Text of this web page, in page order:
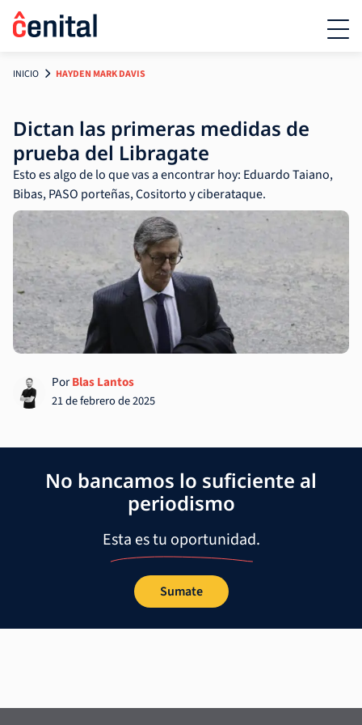
INICIO HAYDEN MARK DAVIS
Dictan las primeras medidas de
prueba del Libragate
Esto es algo de lo que vas a encontrar hoy: Eduardo Taiano,
Bibas, PASO porteñas, Cositorto y ciberataque.
PorBlas Lantos
21 de febrero de 2025
No bancamos lo suficiente al
periodismo
Esta es tu oportunidad.
Sumate